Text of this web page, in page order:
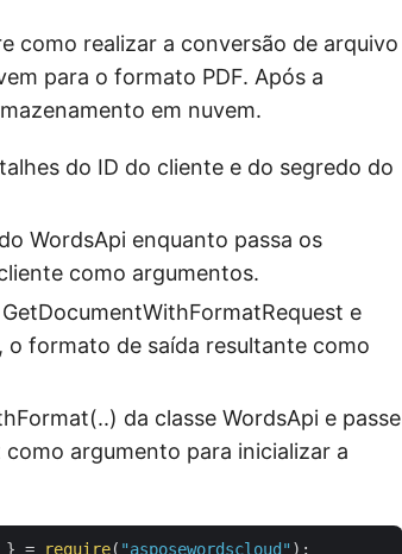
como realizar a conversão de arquivo
para o formato PDF. Após a
em nuvem.
do ID do cliente e do segredo do
WordsApi enquanto passa os
como argumentos.
e
formato de saída resultante como
da classe WordsApi e passe
argumento para inicializar a
} = require( "asposewordscloud" );